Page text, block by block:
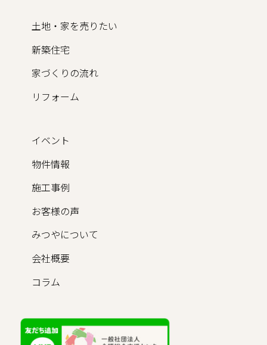
土地・家を売りたい
新築住宅
家づくりの流れ
リフォーム
イベント
物件情報
施工事例
お客様の声
みつやについて
会社概要
コラム